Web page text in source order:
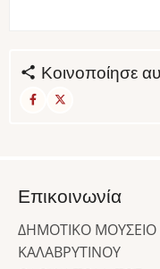
Κοινοποίησε
Επικοινωνία
ΔΗΜΟΤΙΚΟ ΜΟΥΣΕΙΟ
ΚΑΛΑΒΡΥΤΙΝΟΥ